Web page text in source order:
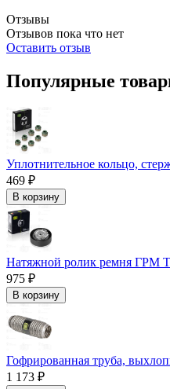
Отзывы
Отзывов пока что нет
Оставить отзыв
Популярные
Уплотнительное кольцо,
469 ₽
В корзину
Натяжной ролик ремня ГРМ
975 ₽
В корзину
Гофрированная труба,
1 173 ₽